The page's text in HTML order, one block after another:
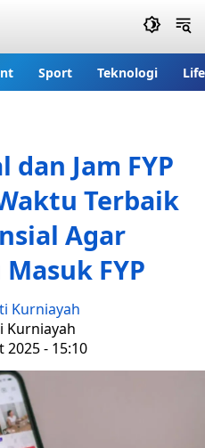
Sport Teknologi
dan Jam FYP
Terbaik
Agar
FYP
Kurniayah
Kurniayah
2025 - 15:10